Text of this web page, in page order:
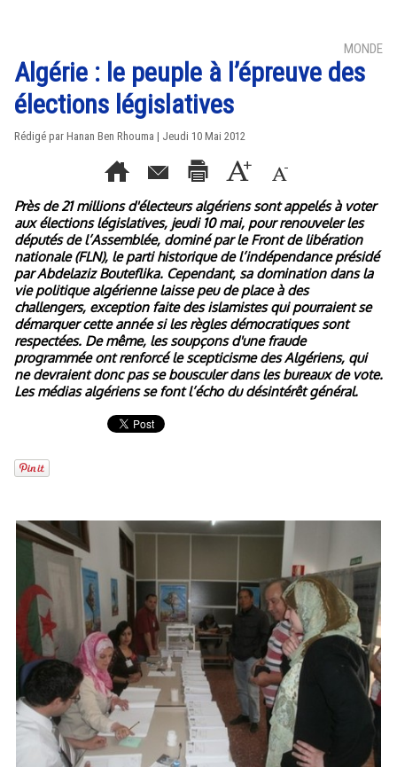
MONDE
Algérie : le peuple à l’épreuve des
élections législatives
Rédigé par Hanan Ben Rhouma | Jeudi 10 Mai 2012
Près de 21 millions d'électeurs algériens sont appelés à voter
aux élections législatives, jeudi 10 mai, pour renouveler les
députés de l’Assemblée, dominé par le Front de libération
nationale (FLN), le parti historique de l’indépendance présidé
par Abdelaziz Bouteflika. Cependant, sa domination dans la
vie politique algérienne laisse peu de place à des
challengers, exception faite des islamistes qui pourraient se
démarquer cette année si les règles démocratiques sont
respectées. De même, les soupçons d'une fraude
programmée ont renforcé le scepticisme des Algériens, qui
ne devraient donc pas se bousculer dans les bureaux de vote.
Les médias algériens se font l’écho du désintérêt général.